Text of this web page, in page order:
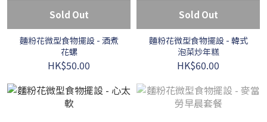
Sold Out
麵粉花微型食物擺設 - 酒煮
花螺
HK$50.00
Sold Out
麵粉花微型食物擺設 - 韓式
泡菜炒年糕
HK$60.00